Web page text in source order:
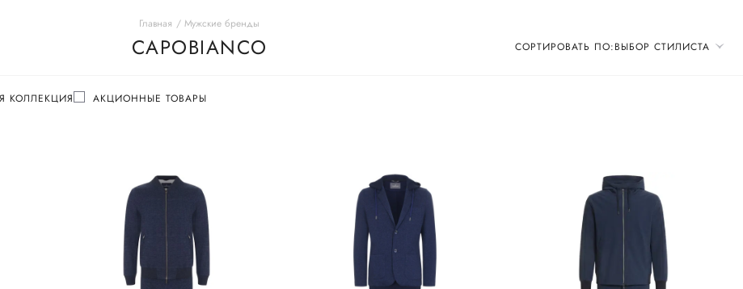
Главная Мужские бренды
CAPOBIANCO СОРТИРОВАТЬ ПО:ВЫБОР СТИЛИСТА
КОЛЛЕКЦИЯ АКЦИОННЫЕ ТОВАРЫ